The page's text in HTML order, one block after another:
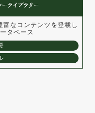
なコンテンツを登載し
タベース